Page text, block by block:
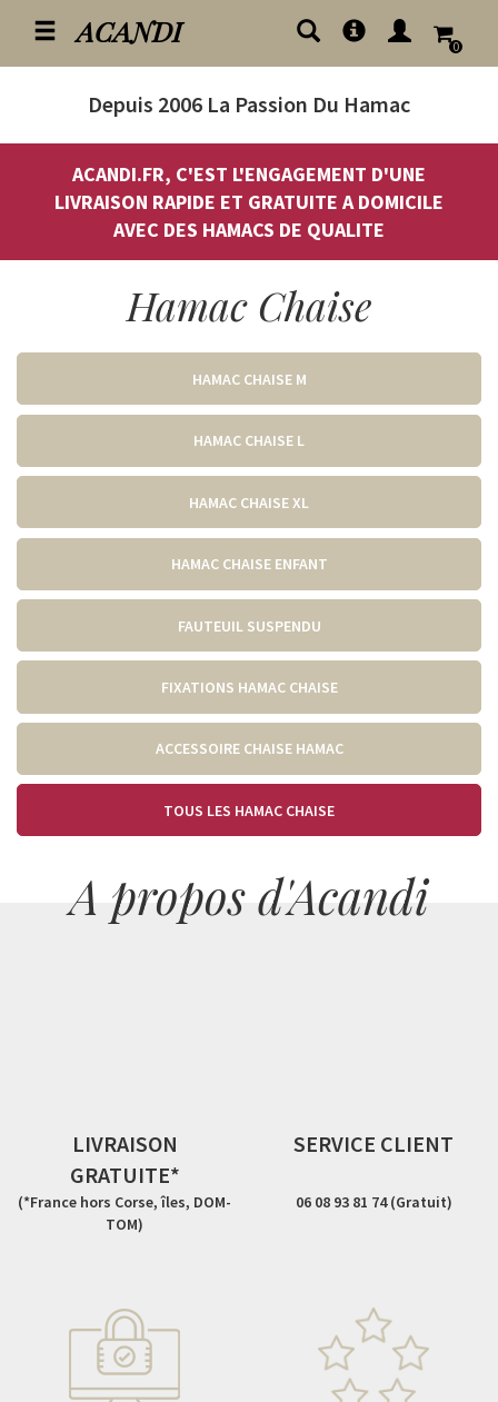
ACANDI 0
Depuis 2006 La Passion Du Hamac
ACANDI.FR, C'EST L'ENGAGEMENT D'UNE
LIVRAISON RAPIDE ET GRATUITE A DOMICILE
AVEC DES HAMACS DE QUALITE
Hamac Chaise
HAMAC CHAISE M
HAMAC CHAISE L
HAMAC CHAISE XL
HAMAC CHAISE ENFANT
FAUTEUIL SUSPENDU
FIXATIONS HAMAC CHAISE
ACCESSOIRE CHAISE HAMAC
TOUS LES HAMAC CHAISE
A propos d'Acandi
LIVRAISON
GRATUITE*
(*France hors Corse, îles, DOM-
TOM)
SERVICE CLIENT
06 08 93 81 74 (Gratuit)